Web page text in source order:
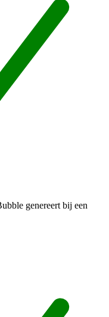
genereert bij een